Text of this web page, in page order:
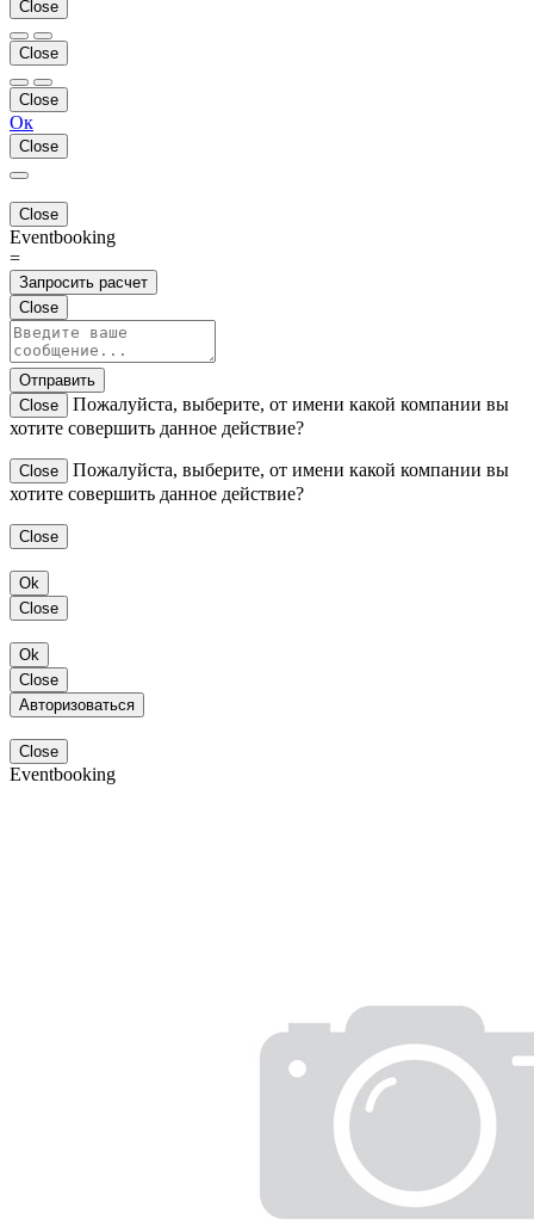
Close
Close
Close
Ок
Close
Close
Eventbooking
=
Запросить расчет
Close
Отправить
Close
Пожалуйста, выберите, от имени какой компании вы
хотите совершить данное действие?
Close
Пожалуйста, выберите, от имени какой компании вы
хотите совершить данное действие?
Close
Ok
Close
Ok
Close
Авторизоваться
Close
Eventbooking